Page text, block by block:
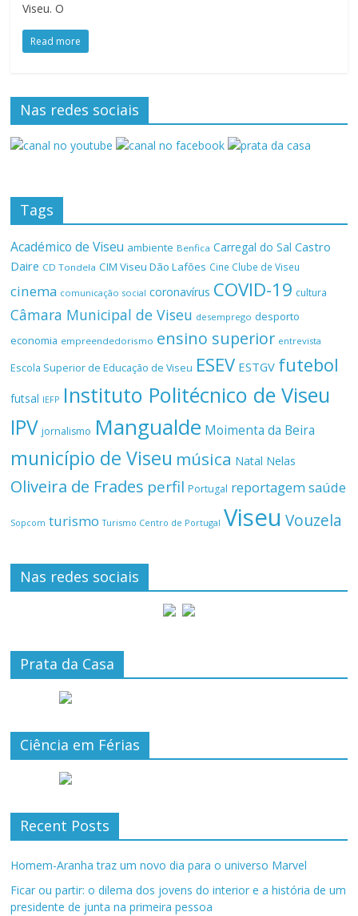
Viseu. O
Read more
Nas redes sociais
Tags
Académico de Viseu ambiente Benfica Carregal do Sal Castro
Daire CD Tondela CIM Viseu Dão Lafões Cine Clube de Viseu
cinema comunicação social coronavírus COVID-19 cultura
Câmara Municipal de Viseu desemprego desporto
economia empreendedorismo ensino superior entrevista
Escola Superior de Educação de Viseu ESEV ESTGV futebol
futsal IEFP Instituto Politécnico de Viseu
IPV jornalismo Mangualde Moimenta da Beira
município de Viseu música Natal Nelas
Oliveira de Frades perfil Portugal reportagemsaúde
Sopcom turismo Turismo Centro de Portugal Viseu Vouzela
Nas redes sociais
Prata da Casa
Ciência em Férias
Recent Posts
Homem-Aranha traz um novo dia para o universo Marvel
Ficar ou partir: o dilema dos jovens do interior e a história de um
presidente de junta na primeira pessoa